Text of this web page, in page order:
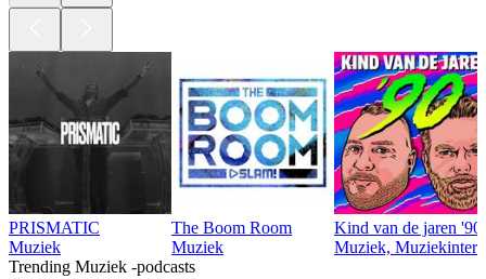
PRISMATIC
Muziek
The Boom Room
Muziek
Kind van de jaren '90
Muziek,
Trending Muziek -podcasts